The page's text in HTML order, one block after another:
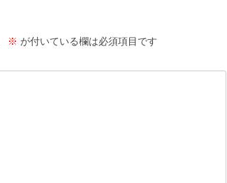
※ が付いている欄は必須項目です